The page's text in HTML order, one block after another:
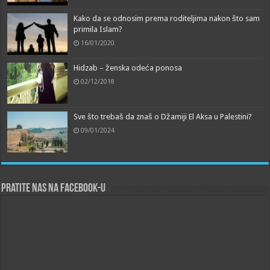
Kako da se odnosim prema roditeljima nakon što sam
primila Islam?
16/01/2020
Hidzab – ženska odeća ponosa
02/12/2018
Sve što trebaš da znaš o Džamiji El Aksa u Palestini?
09/01/2024
Pratite nas na Facebook-u